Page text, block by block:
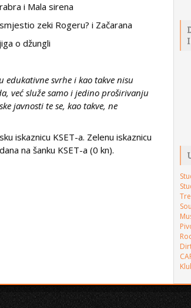
i Mala sirena
zeki Rogeru? i Začarana
o džungli
edukativne svrhe i kao takve nisu
već služe samo i jedino proširivanju
javnosti te se, kao takve, ne
iskaznicu KSET-a. Zelenu iskaznicu
na šanku KSET-a (0 kn).